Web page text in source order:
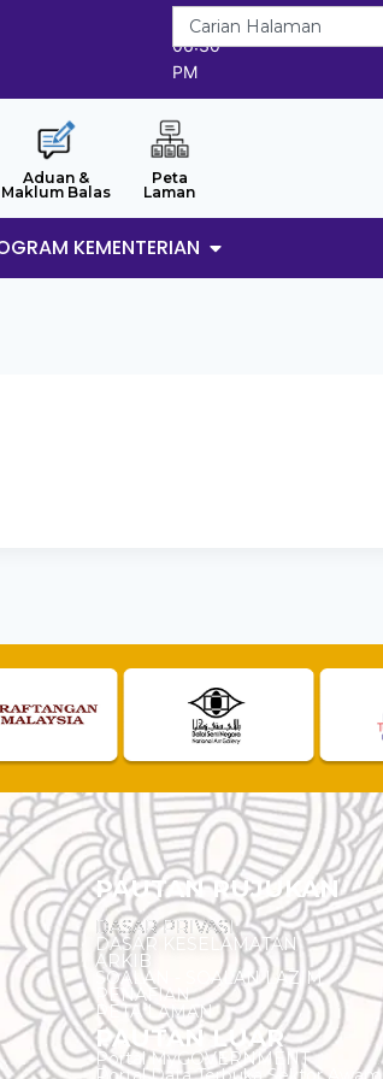
7/8/2026
06:30
PM
Aduan &
Maklum Balas
Peta
Laman
KEMENTERIAN
PAUTAN RUJUKAN
DASAR PRIVASI
DASAR KESELAMATAN
ARKIB
SOALAN - SOALAN LAZIM
PENAFIAN
PETA LAMAN
PAUTAN LUAR
Portal MyGOVERNMENT